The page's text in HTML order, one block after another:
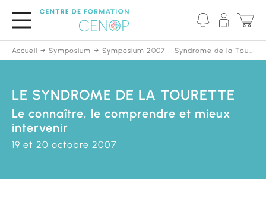
principal
Accueil Symposium Symposium 2007 – Syndrome de la Tourette
LE SYNDROME DE LA TOURETTE
Le connaître, le comprendre et mieux
intervenir
19 et 20 octobre 2007